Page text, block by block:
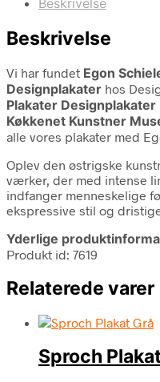
Beskrivelse
Beskrivelse
Vi har fundet Egon
Designplakater hos
Plakater
Køkkenet Kunstner
alle vores plakater med
Oplev den østrigske
værker, der med intense
indfanger menneskelige
ekspressive stil og
Yderlige
Produkt id: 7619
Relaterede varer
Sproch